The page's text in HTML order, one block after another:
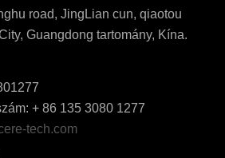
road, JingLian cun, qiaotou
Guangdong tartomány, Kína.
+ 86 135 3080 1277
tech.com